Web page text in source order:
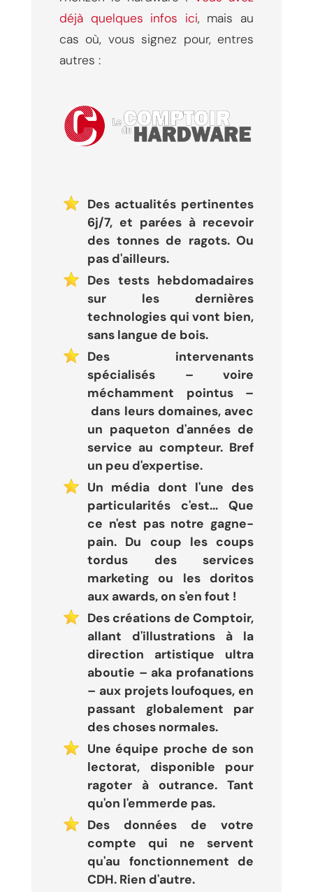
déjà quelques infos ici, mais au
cas où, vous signez pour, entres
autres :
Des actualités pertinentes
6j/7, et parées à recevoir
des tonnes de ragots. Ou
pas d'ailleurs.
Des tests hebdomadaires
sur les dernières
technologies qui vont bien,
sans langue de bois.
Des intervenants
spécialisés – voire
méchamment pointus –
dans leurs domaines, avec
un paqueton d'années de
service au compteur. Bref
un peu d'expertise.
Un média dont l'une des
particularités c'est... Que
ce n'est pas notre gagne-
pain. Du coup les coups
tordus des services
marketing ou les doritos
aux awards, on s'en fout !
Des créations de Comptoir,
allant d'illustrations à la
direction artistique ultra
aboutie – aka profanations
– aux projets loufoques, en
passant globalement par
des choses normales.
Une équipe proche de son
lectorat, disponible pour
ragoter à outrance. Tant
qu'on l'emmerde pas.
Des données de votre
compte qui ne servent
qu'au fonctionnement de
CDH. Rien d'autre.